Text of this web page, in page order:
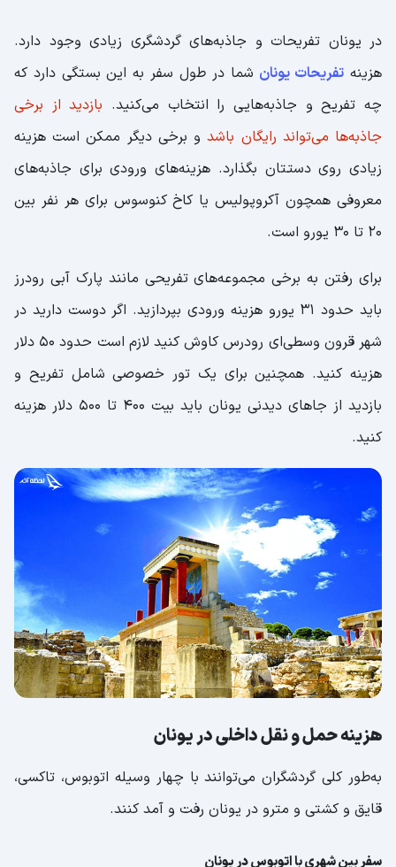
در یونان تفریحات و جاذبه‌های گردشگری زیادی وجود دارد.
هزینه تفریحات یونان شما در طول سفر به این بستگی دارد که
چه تفریح و جاذبه‌هایی را انتخاب می‌کنید. بازدید از برخی
جاذبه‌ها می‌تواند رایگان باشدو برخی دیگر ممکن است هزینه
زیادی روی دستتان بگذارد. هزینه‌های ورودی برای جاذبه‌های
معروفی همچون آکروپولیس یا کاخ کنوسوس برای هر نفر بین
20 تا 30 یورو است.
برای رفتن به برخی مجموعه‌های تفریحی مانند پارک آبی رودرز
باید حدود 31 یورو هزینه ورودی بپردازید. اگر دوست دارید در
شهر قرون وسطی‌ای رودرس کاوش کنید لازم است حدود 50 دلار
هزینه کنید. همچنین برای یک تور خصوصی شامل تفریح و
بازدید از جاهای دیدنی یونان باید بیت 400 تا 500 دلار هزینه
کنید.
هزینه حمل و نقل داخلی در یونان
به‌طور کلی گردشگران می‌توانند با چهار وسیله اتوبوس، تاکسی،
قایق و کشتی و مترو در یونان رفت و آمد کنند.
سفر بین شهری با اتوبوس در یونان